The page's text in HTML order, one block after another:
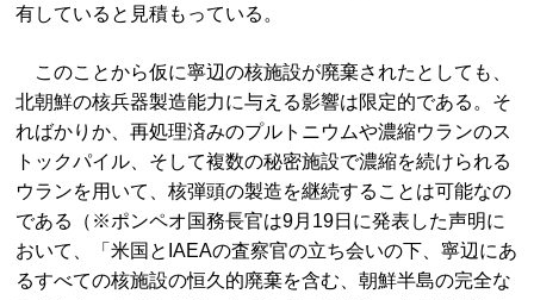
有していると見積もっている。
このことから仮に寧辺の核施設が廃棄されたとしても、
北朝鮮の核兵器製造能力に与える影響は限定的である。そ
ればかりか、再処理済みのプルトニウムや濃縮ウランのス
トックパイル、そして複数の秘密施設で濃縮を続けられる
ウランを用いて、核弾頭の製造を継続することは可能なの
である（※ポンペオ国務長官は9月19日に発表した声明に
おいて、「米国とIAEAの査察官の立ち会いの下、寧辺にあ
るすべての核施設の恒久的廃棄を含む、朝鮮半島の完全な